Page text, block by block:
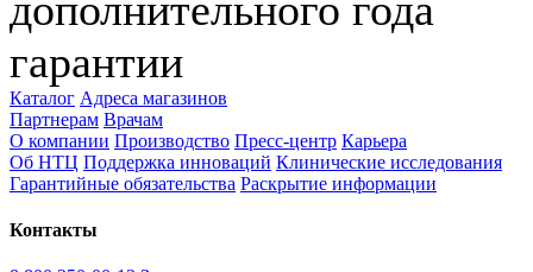
гарантии
Каталог Адреса магазинов
Партнерам Врачам
О компании Производство Пресс-центр Карьера
Об НТЦ Поддержка инноваций Клинические исследования
Гарантийные обязательства Раскрытие информации
Контакты